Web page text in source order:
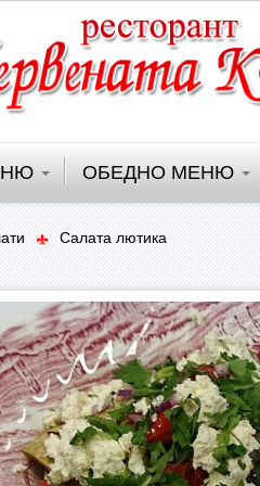
ОБЕДНО МЕНЮ
Салата лютика